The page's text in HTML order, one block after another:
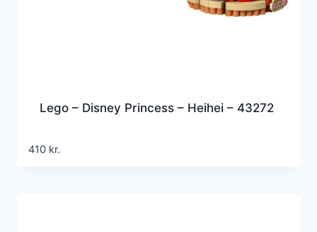
Lego – Disney Princess – Heihei – 43272
410 kr.